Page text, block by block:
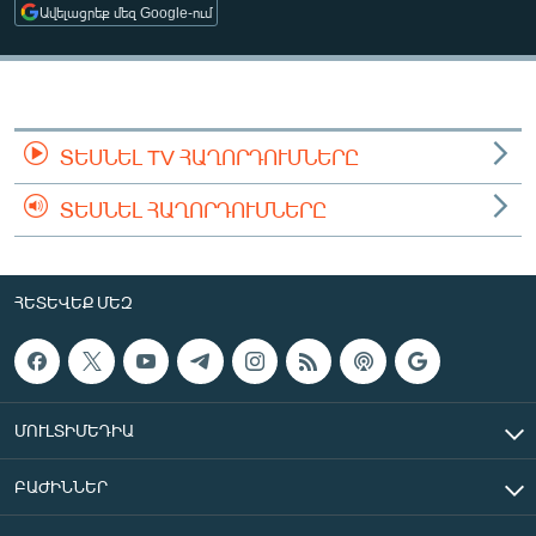
ՄԻՋԱԶԳԱՅԻՆ
ՄՇԱԿՈՒՅԹ
ՄԵԿՆԱԲԱՆՈՒԹՅՈՒՆ
ՏՏ ԵՒ ԻՆՏԵՐՆԵՏ
ԿՈՐՈՆԱՎԻՐՈՒՍ
ԱՐԽԻՎ
ԲԱՆԱՎԵՃ
ՁԳՏԵԼՈՎ ԼԱՎԱԳՈՒՅՆԻՆ
Հայերեն
Ավելացրեք մեզ Google-ում
ՏԵՍՆԵԼ TV ՀԱՂՈՐԴՈՒՄՆԵՐԸ
ՏԵՍՆԵԼ ՀԱՂՈՐԴՈՒՄՆԵՐԸ
ՀԵՏԵՎԵՔ ՄԵԶ
ՄՈՒԼՏԻՄԵԴԻԱ
ԲԱԺԻՆՆԵՐ